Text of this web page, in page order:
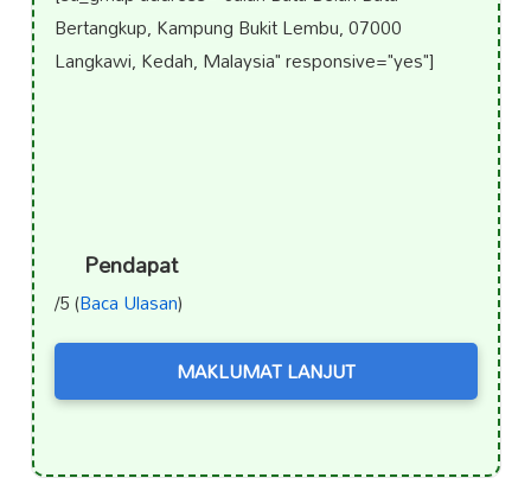
Bertangkup, Kampung Bukit Lembu, 07000
Langkawi, Kedah, Malaysia" responsive="yes"]
Pendapat
/5 (Baca Ulasan)
MAKLUMAT LANJUT